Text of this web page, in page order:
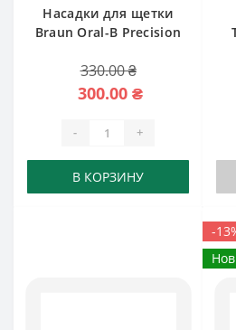
Насадки для щетки
Braun Oral-B Precision
330.00 ₴
300.00 ₴
- +
В КОРЗИНУ
-